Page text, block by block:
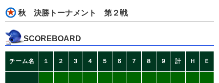
秋 決勝トーナメント 第２戦
SCOREBOARD
チーム名 １ ２ ３ ４ ５ ６ ７ ８ ９ 計 Ｈ Ｅ